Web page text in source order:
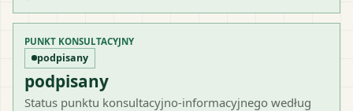
PUNKT KONSULTACYJNY
podpisany
podpisany
Status punktu konsultacyjno-informacyjnego według